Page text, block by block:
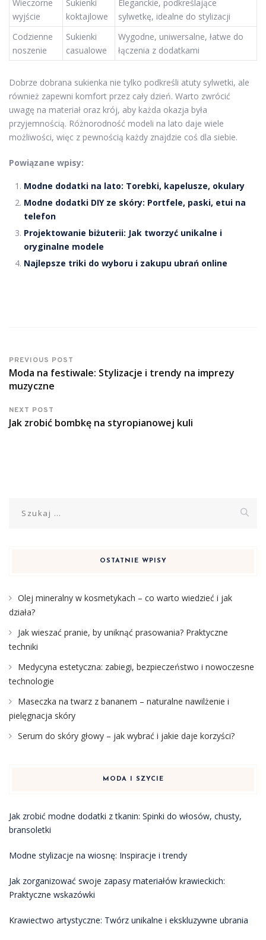
Wieczorne
wyjście
Sukienki
koktajlowe
Eleganckie, podkreślające
sylwetkę, idealne do stylizacji
Codzienne
noszenie
Sukienki
casualowe
Wygodne, uniwersalne, łatwe do
łączenia z dodatkami
Dobrze dobrana sukienka nie tylko podkreśli atuty sylwetki, ale
również zapewni komfort przez cały dzień. Warto zwrócić
uwagę na materiał oraz krój, aby każda okazja była
przyjemnością. Różnorodność modeli na lato daje wiele
możliwości, więc z pewnością każdy znajdzie coś dla siebie.
Powiązane wpisy:
Modne dodatki na lato: Torebki, kapelusze, okulary
Modne dodatki DIY ze skóry: Portfele, paski, etui na
telefon
Projektowanie biżuterii: Jak tworzyć unikalne i
oryginalne modele
Najlepsze triki do wyboru i zakupu ubrań online
PREVIOUS POST
Moda na festiwale: Stylizacje i trendy na imprezy
muzyczne
NEXT POST
Jak zrobić bombkę na styropianowej kuli
OSTATNIE WPISY
Olej mineralny w kosmetykach – co warto wiedzieć i jak
działa?
Jak wieszać pranie, by uniknąć prasowania? Praktyczne
techniki
Medycyna estetyczna: zabiegi, bezpieczeństwo i nowoczesne
technologie
Maseczka na twarz z bananem – naturalne nawilżenie i
pielęgnacja skóry
Serum do skóry głowy – jak wybrać i jakie daje korzyści?
MODA I SZYCIE
Jak zrobić modne dodatki z tkanin: Spinki do włosów, chusty,
bransoletki
Modne stylizacje na wiosnę: Inspiracje i trendy
Jak zorganizować swoje zapasy materiałów krawieckich:
Praktyczne wskazówki
Krawiectwo artystyczne: Twórz unikalne i ekskluzywne ubrania